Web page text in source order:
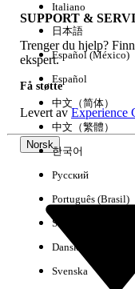
SUPPORT &
Trenger du hjelp?
ekspert.
Få støtte
Levert avExperience
Norsk
Italiano
日本語
Español (México)
Español
中文（简体）
中文（繁體）
한국어
Русский
Português (Brasil)
Suomi
Dansk
Svenska